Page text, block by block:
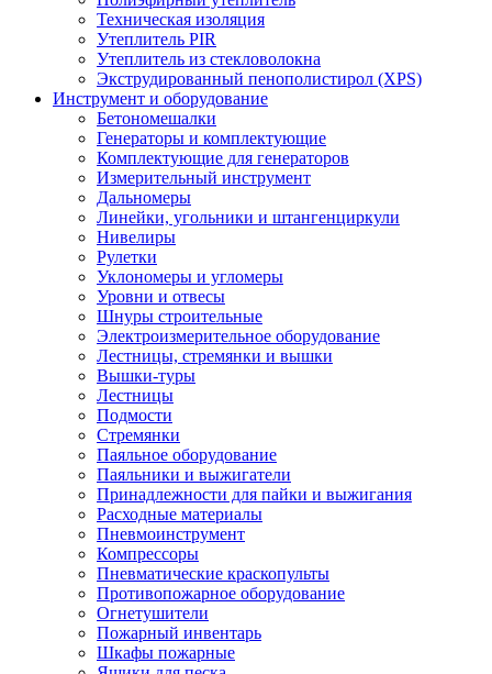
Техническая изоляция
Утеплитель PIR
Утеплитель из стекловолокна
Экструдированный пенополистирол (XPS)
Инструмент и оборудование
Бетономешалки
Генераторы и комплектующие
Комплектующие для генераторов
Измерительный инструмент
Дальномеры
Линейки, угольники и штангенциркули
Нивелиры
Рулетки
Уклономеры и угломеры
Уровни и отвесы
Шнуры строительные
Электроизмерительное оборудование
Лестницы, стремянки и вышки
Вышки-туры
Лестницы
Подмости
Стремянки
Паяльное оборудование
Паяльники и выжигатели
Принадлежности для пайки и выжигания
Расходные материалы
Пневмоинструмент
Компрессоры
Пневматические краскопульты
Противопожарное оборудование
Огнетушители
Пожарный инвентарь
Шкафы пожарные